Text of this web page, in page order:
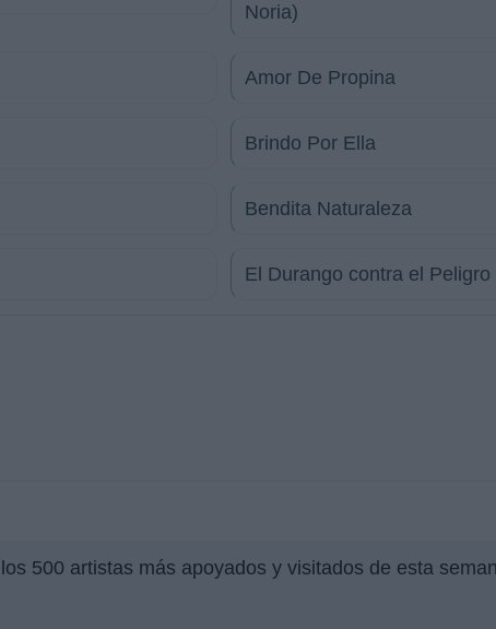
Noria)
Amor De Propina
Brindo Por Ella
Bendita Naturaleza
El Durango contra el Peligro
500 artistas más apoyados y visitados de esta